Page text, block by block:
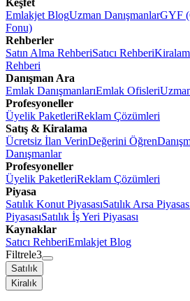
Keşfet
Emlakjet BlogUzman DanışmanlarGYF
Fonu)
Rehberler
Satın Alma RehberiSatıcı Rehberi
Rehberi
Danışman Ara
Emlak DanışmanlarıEmlak Ofisleri
Profesyoneller
Üyelik PaketleriReklam Çözümleri
Satış & Kiralama
Ücretsiz İlan VerinDeğerini Öğren
Danışmanlar
Profesyoneller
Üyelik PaketleriReklam Çözümleri
Piyasa
Satılık Konut PiyasasıSatılık Arsa
PiyasasıSatılık İş Yeri Piyasası
Kaynaklar
Satıcı RehberiEmlakjet Blog
Filtrele3
Satılık
Kiralık